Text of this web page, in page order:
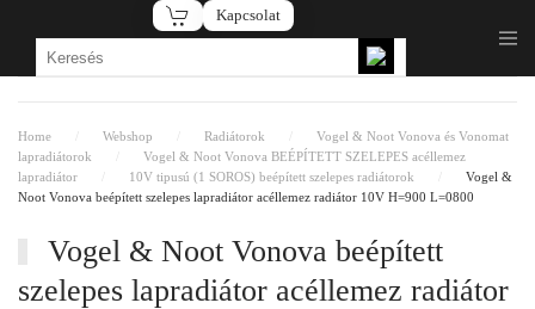
Fő tartalom átugrása
Kapcsolat
Home Webshop Radiátorok
Vogel & Noot Vonova és Vonomat
lapradiátorok
Vogel & Noot Vonova BEÉPÍTETT SZELEPES acéllemez
lapradiátor
10V tipusú (1 SOROS) beépített szelepes radiátorok
Vogel &
Noot Vonova beépített szelepes lapradiátor acéllemez radiátor 10V H=900 L=0800
Vogel & Noot Vonova beépített
szelepes lapradiátor acéllemez radiátor